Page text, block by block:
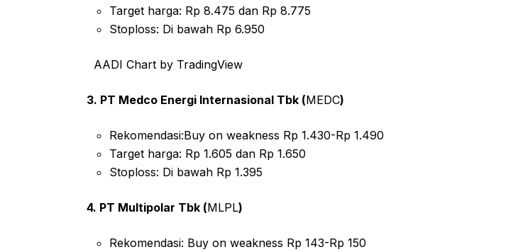
Target harga: Rp 8.475 dan Rp 8.775
Stoploss: Di bawah Rp 6.950
AADI Chart by TradingView
3. PT Medco Energi Internasional Tbk (MEDC)
Rekomendasi:Buy on weakness Rp 1.430-Rp 1.490
Target harga: Rp 1.605 dan Rp 1.650
Stoploss: Di bawah Rp 1.395
4. PT Multipolar Tbk (MLPL)
Rekomendasi: Buy on weakness Rp 143-Rp 150